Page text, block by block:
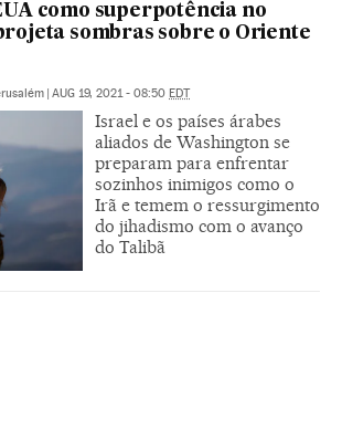
como superpotência no
sombras sobre o Oriente
| AUG 19, 2021 - 08:50 EDT
Israel e os países árabes
aliados de Washington se
preparam para enfrentar
sozinhos inimigos como o
Irã e temem o ressurgimento
do jihadismo com o avanço
do Talibã